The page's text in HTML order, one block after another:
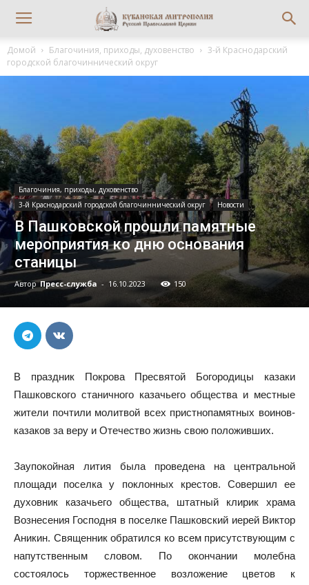
Домой Благочиния, приходы, духовенство
3-й Краснодарский
городской благочиннический округ
Благочиния, приходы, духовенство
3-й Краснодарский городской благочиннический округ
Новости
В Пашковской прошли памятные
мероприятия ко дню основания
станицы
Автор Пресс-служба - 16.10.2023 150
В праздник Покрова Пресвятой Богородицы казаки
Пашковского станичного казачьего общества и местные
жители почтили молитвой всех пристнопамятных воинов-
казаков за веру и Отечество жизнь свою положивших.
Заупокойная лития была проведена на центральной
площади поселка у поклонных крестов. Совершил ее
духовник казачьего общества, штатный клирик храма
Вознесения Господня в поселке Пашковский иерей Виктор
Аникин. Священник обратился ко всем присутствующим с
напутственным словом. По окончании молебна
состоялось торжественное возложение цветов к